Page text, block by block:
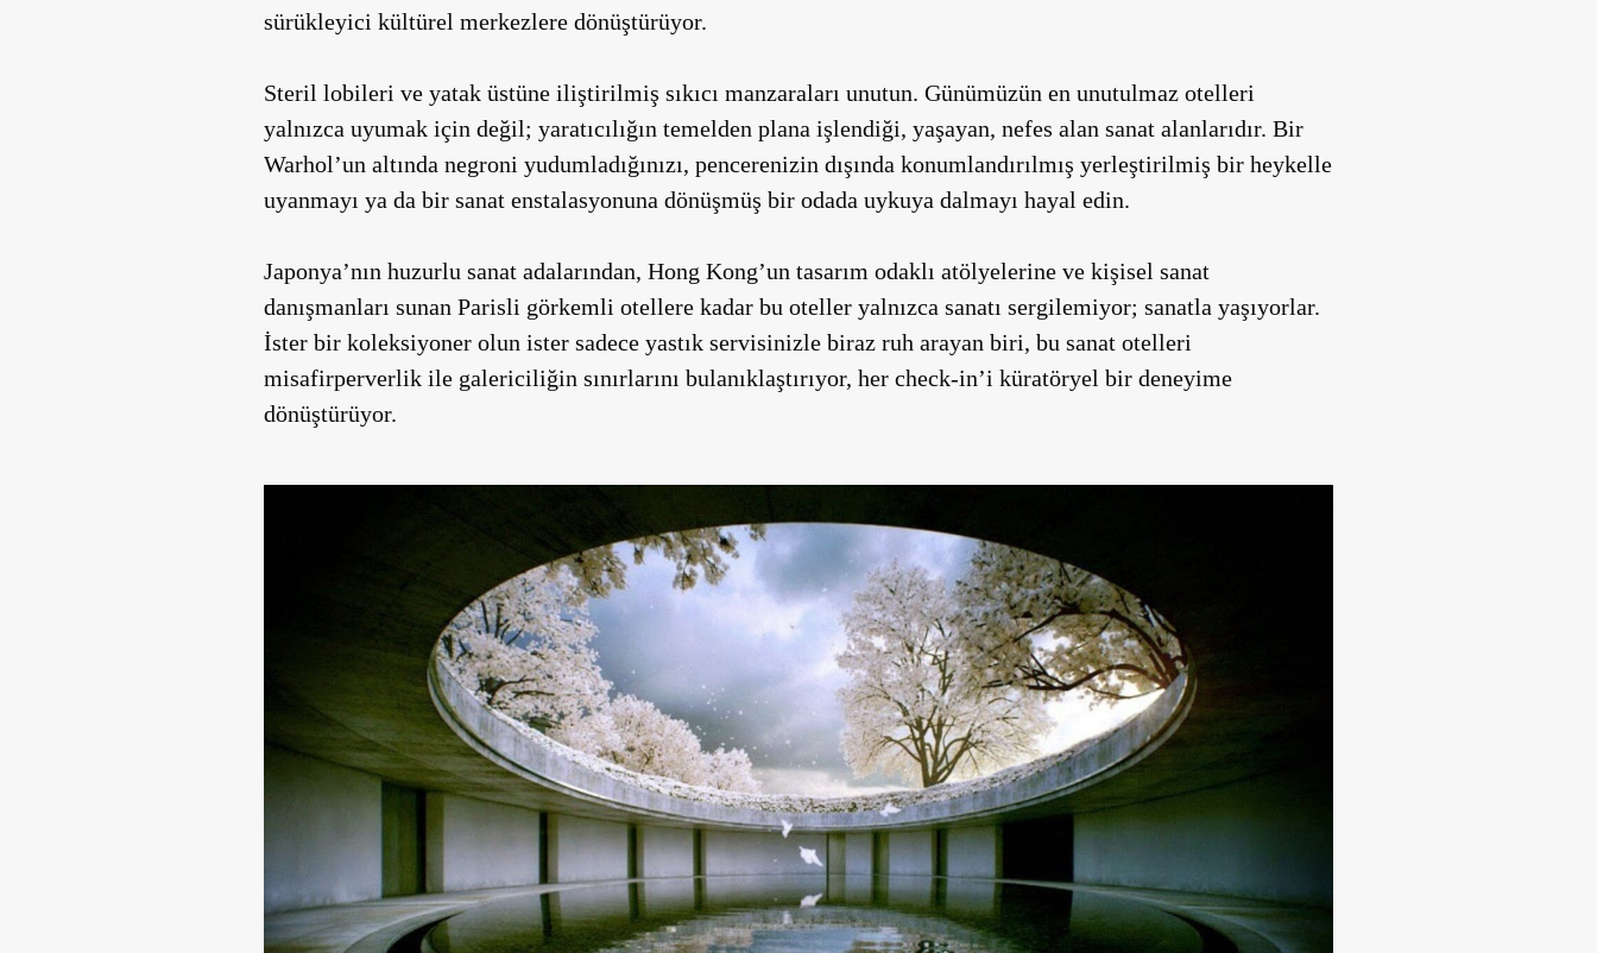
sürükleyici kültürel merkezlere dönüştürüyor.
Steril lobileri ve yatak üstüne iliştirilmiş sıkıcı manzaraları unutun. Günümüzün en unutulmaz otelleri
yalnızca uyumak için değil; yaratıcılığın temelden plana işlendiği, yaşayan, nefes alan sanat alanlarıdır. Bir
Warhol’un altında negroni yudumladığınızı, pencerenizin dışında konumlandırılmış yerleştirilmiş bir heykelle
uyanmayı ya da bir sanat enstalasyonuna dönüşmüş bir odada uykuya dalmayı hayal edin.
Japonya’nın huzurlu sanat adalarından, Hong Kong’un tasarım odaklı atölyelerine ve kişisel sanat
danışmanları sunan Parisli görkemli otellere kadar bu oteller yalnızca sanatı sergilemiyor; sanatla yaşıyorlar.
İster bir koleksiyoner olun ister sadece yastık servisinizle biraz ruh arayan biri, bu sanat otelleri
misafirperverlik ile galericiliğin sınırlarını bulanıklaştırıyor, her check-in’i küratöryel bir deneyime
dönüştürüyor.